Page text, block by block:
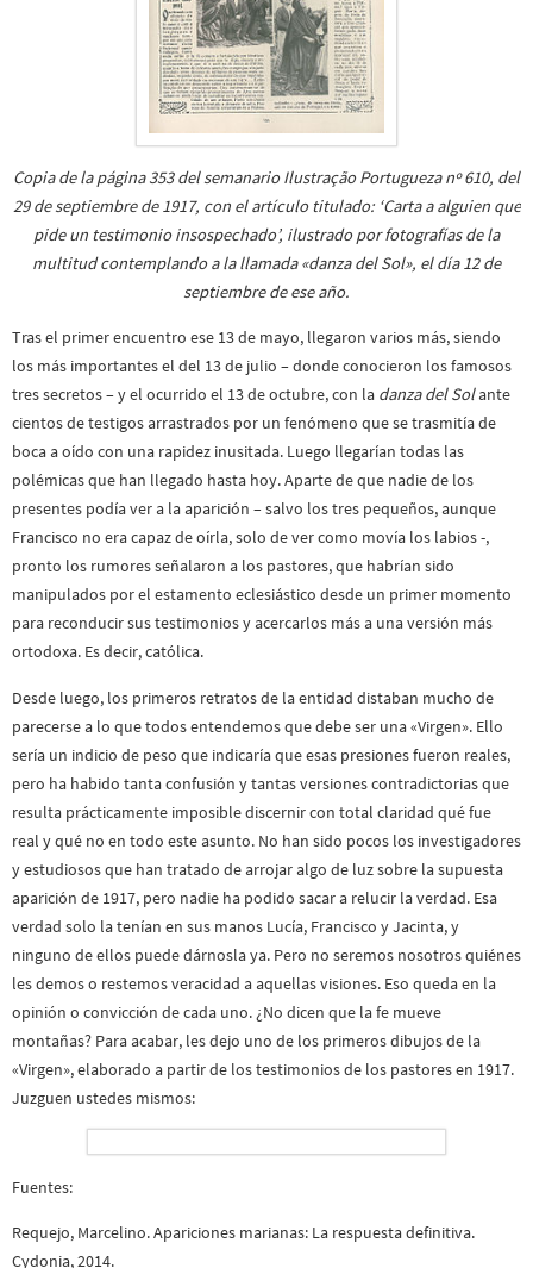
Copia de la página 353 del semanario Ilustração Portugueza nº 610, del
29 de septiembre de 1917, con el artículo titulado: ‘Carta a alguien que
pide un testimonio insospechado’, ilustrado por fotografías de la
multitud contemplando a la llamada «danza del Sol», el día 12 de
septiembre de ese año.
Tras el primer encuentro ese 13 de mayo, llegaron varios más, siendo
los más importantes el del 13 de julio – donde conocieron los famosos
tres secretos – y el ocurrido el 13 de octubre, con la danza del Solante
cientos de testigos arrastrados por un fenómeno que se trasmitía de
boca a oído con una rapidez inusitada. Luego llegarían todas las
polémicas que han llegado hasta hoy. Aparte de que nadie de los
presentes podía ver a la aparición – salvo los tres pequeños, aunque
Francisco no era capaz de oírla, solo de ver como movía los labios -,
pronto los rumores señalaron a los pastores, que habrían sido
manipulados por el estamento eclesiástico desde un primer momento
para reconducir sus testimonios y acercarlos más a una versión más
ortodoxa. Es decir, católica.
Desde luego, los primeros retratos de la entidad distaban mucho de
parecerse a lo que todos entendemos que debe ser una «Virgen». Ello
sería un indicio de peso que indicaría que esas presiones fueron reales,
pero ha habido tanta confusión y tantas versiones contradictorias que
resulta prácticamente imposible discernir con total claridad qué fue
real y qué no en todo este asunto. No han sido pocos los investigadores
y estudiosos que han tratado de arrojar algo de luz sobre la supuesta
aparición de 1917, pero nadie ha podido sacar a relucir la verdad. Esa
verdad solo la tenían en sus manos Lucía, Francisco y Jacinta, y
ninguno de ellos puede dárnosla ya. Pero no seremos nosotros quiénes
les demos o restemos veracidad a aquellas visiones. Eso queda en la
opinión o convicción de cada uno. ¿No dicen que la fe mueve
montañas? Para acabar, les dejo uno de los primeros dibujos de la
«Virgen», elaborado a partir de los testimonios de los pastores en 1917.
Juzguen ustedes mismos:
Fuentes:
Requejo, Marcelino. Apariciones marianas: La respuesta definitiva.
Cydonia, 2014.